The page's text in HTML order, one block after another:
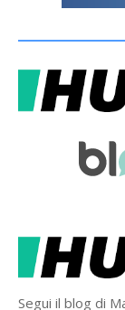
Segui il blog di